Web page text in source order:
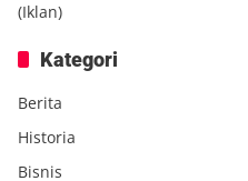
(Iklan)
Kategori
Berita
Historia
Bisnis